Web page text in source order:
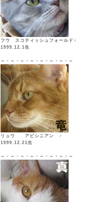
フウ スコティッシュフォールド♀
1999.12.1生
～・～・～・～・～・～・～・～
リュウ アビシニアン ♂
1999.12.21生
～・～・～・～・～・～・～・～